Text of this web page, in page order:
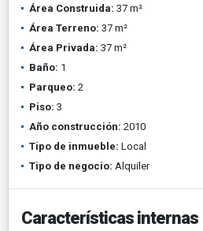
Área Construida: 37 m²
Área Terreno: 37 m²
Área Privada: 37 m²
Baño: 1
Parqueo: 2
Piso: 3
Año construcción: 2010
Tipo de inmueble: Local
Tipo de negocio: Alquiler
Características internas